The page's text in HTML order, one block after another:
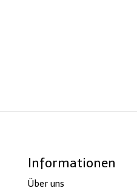
Informationen
Über uns